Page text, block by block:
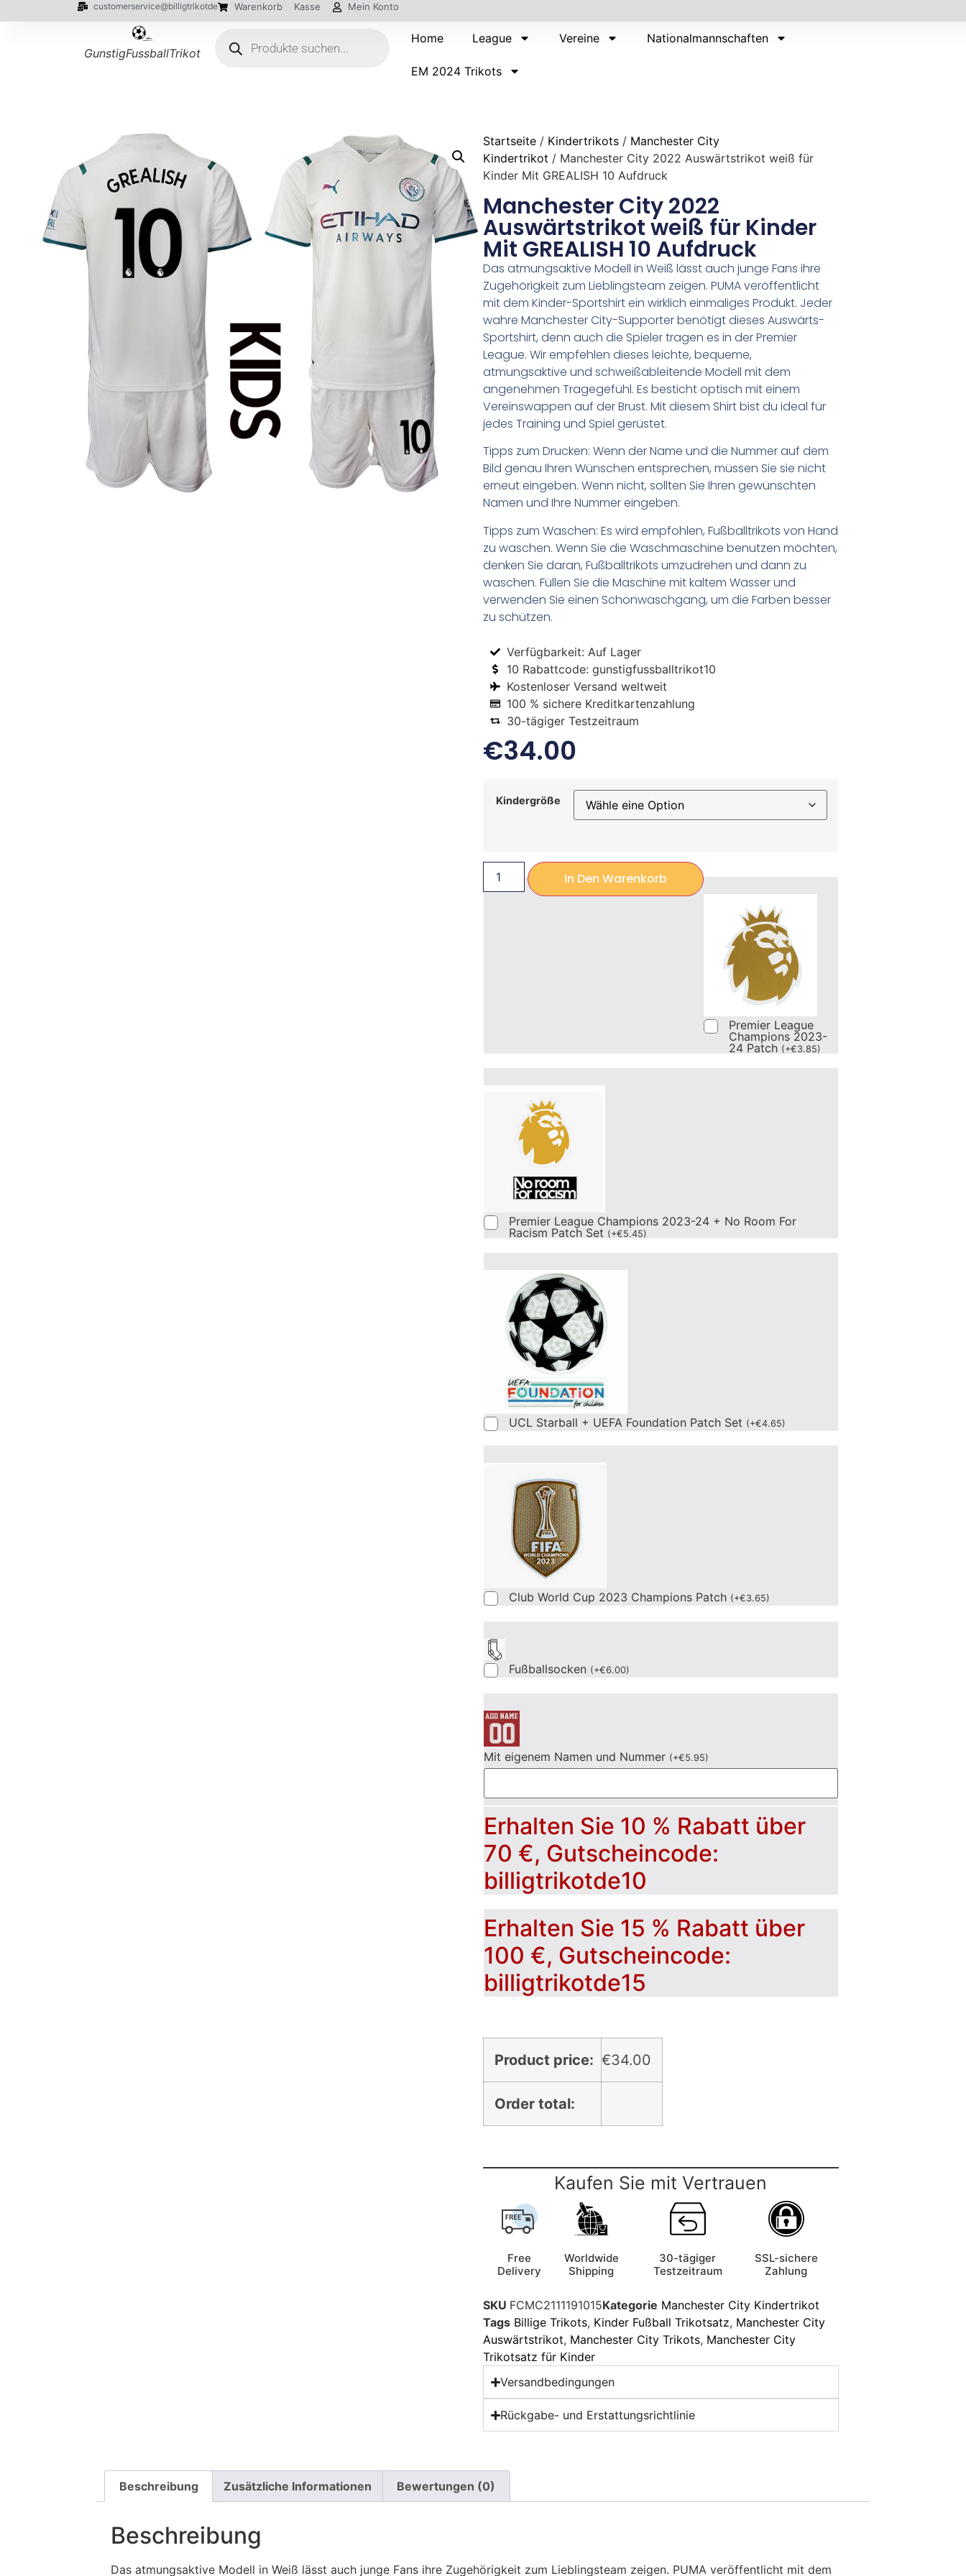
customerservice@billigtrikotde Warenkorb Kasse Mein Konto
GunstigFussballTrikot
Home League Vereine Nationalmannschaften
EM 2024 Trikots
Startseite / Kindertrikots / Manchester City
Kindertrikot / Manchester City 2022 Auswärtstrikot weiß für
Kinder Mit GREALISH 10 Aufdruck
Manchester City 2022
Auswärtstrikot weiß für Kinder
Mit GREALISH 10 Aufdruck
Das atmungsaktive Modell in Weiß lässt auch junge Fans ihre
Zugehörigkeit zum Lieblingsteam zeigen. PUMA veröffentlicht
mit dem Kinder-Sportshirt ein wirklich einmaliges Produkt. Jeder
wahre Manchester City-Supporter benötigt dieses Auswärts-
Sportshirt, denn auch die Spieler tragen es in der Premier
League. Wir empfehlen dieses leichte, bequeme,
atmungsaktive und schweißableitende Modell mit dem
angenehmen Tragegefühl. Es besticht optisch mit einem
Vereinswappen auf der Brust. Mit diesem Shirt bist du ideal für
jedes Training und Spiel gerüstet.
Tipps zum Drucken: Wenn der Name und die Nummer auf dem
Bild genau Ihren Wünschen entsprechen, müssen Sie sie nicht
erneut eingeben. Wenn nicht, sollten Sie Ihren gewünschten
Namen und Ihre Nummer eingeben.
Tipps zum Waschen: Es wird empfohlen, Fußballtrikots von Hand
zu waschen. Wenn Sie die Waschmaschine benutzen möchten,
denken Sie daran, Fußballtrikots umzudrehen und dann zu
waschen. Füllen Sie die Maschine mit kaltem Wasser und
verwenden Sie einen Schonwaschgang, um die Farben besser
zu schützen.
Verfügbarkeit: Auf Lager
10 Rabattcode: gunstigfussballtrikot10
Kostenloser Versand weltweit
100 % sichere Kreditkartenzahlung
30-tägiger Testzeitraum
€34.00
Kindergröße
In Den Warenkorb
Premier League
Champions 2023-
24 Patch (+€3.85)
Premier League Champions 2023-24 + No Room For
Racism Patch Set (+€5.45)
UCL Starball + UEFA Foundation Patch Set (+€4.65)
Club World Cup 2023 Champions Patch (+€3.65)
Fußballsocken (+€6.00)
Mit eigenem Namen und Nummer (+€5.95)
Erhalten Sie 10 % Rabatt über
70 €, Gutscheincode:
billigtrikotde10
Erhalten Sie 15 % Rabatt über
100 €, Gutscheincode:
billigtrikotde15
Product price: €34.00
Order total:
Kaufen Sie mit Vertrauen
Free
Delivery
Worldwide
Shipping
30-tägiger
Testzeitraum
SSL-sichere
Zahlung
SKU FCMC2111191015Kategorie Manchester City Kindertrikot
Tags Billige Trikots, Kinder Fußball Trikotsatz, Manchester City
Auswärtstrikot, Manchester City Trikots, Manchester City
Trikotsatz für Kinder
Versandbedingungen
Rückgabe- und Erstattungsrichtlinie
Beschreibung Zusätzliche Informationen Bewertungen (0)
Beschreibung
Das atmungsaktive Modell in Weiß lässt auch junge Fans ihre Zugehörigkeit zum Lieblingsteam zeigen. PUMA veröffentlicht mit dem